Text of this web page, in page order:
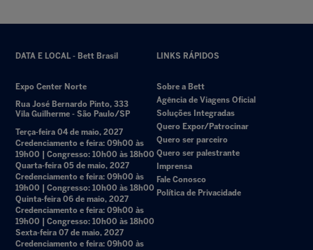
DATA E LOCAL - Bett Brasil
Expo Center Norte
Rua José Bernardo Pinto, 333
Vila Guilherme - São Paulo/SP
Terça-feira 04 de maio, 2027
Credenciamento e feira: 09h00 às
19h00 | Congresso: 10h00 às 18h00
Quarta-feira 05 de maio, 2027
Credenciamento e feira: 09h00 às
19h00 | Congresso: 10h00 às 18h00
Quinta-feira 06 de maio, 2027
Credenciamento e feira: 09h00 às
19h00 | Congresso: 10h00 às 18h00
Sexta-feira 07 de maio, 2027
Credenciamento e feira: 09h00 às
LINKS RÁPIDOS
Sobre a Bett
Agência de Viagens Oficial
Soluções Integradas
Quero Expor/Patrocinar
Quero ser parceiro
Quero ser palestrante
Imprensa
Fale Conosco
Política de Privacidade